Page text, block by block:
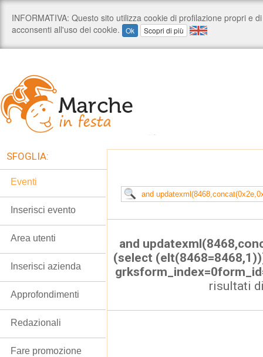
and
(select
risultati
SFOGLIA:
Eventi
Inserisci evento
Area utenti
Inserisci azienda
Approfondimenti
Redazionali
Fare promozione